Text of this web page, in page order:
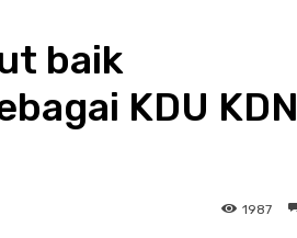
baik
KDU KDN
1987